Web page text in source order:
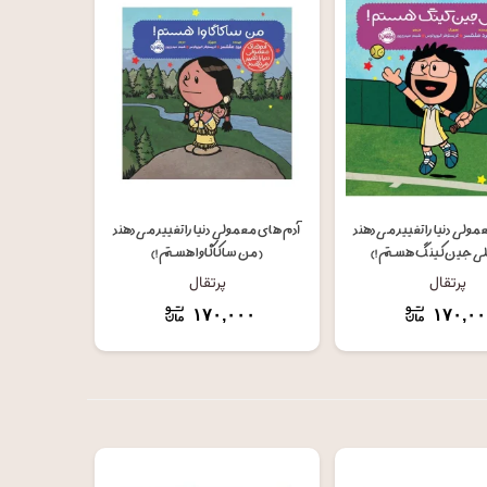
افزودن به سبد خرید
دنیا را تغییر می دهند
جین کینگ هستم!)
پرتقال
افزودن به سبد خرید
آدم های معمولی دنیا را تغییر می دهند
(من ساکاگاوا هستم!)
پرتقال
۱۷۰,۰۰۰